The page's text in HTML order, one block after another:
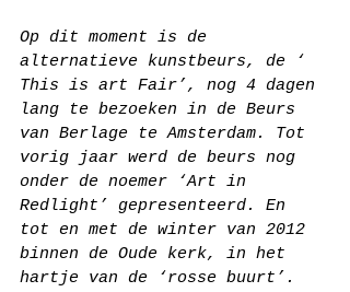
Op dit moment is de
alternatieve kunstbeurs, de ‘
This is art Fair’, nog 4 dagen
lang te bezoeken in de Beurs
van Berlage te Amsterdam. Tot
vorig jaar werd de beurs nog
onder de noemer ‘Art in
Redlight’ gepresenteerd. En
tot en met de winter van 2012
binnen de Oude kerk, in het
hartje van de ‘rosse buurt’.